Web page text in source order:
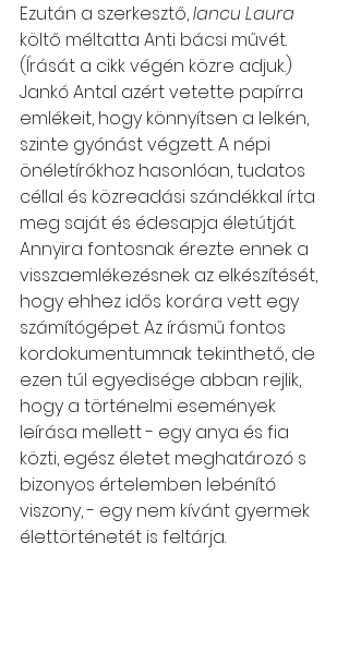
Ezután a szerkesztő, Iancu Laura
költő méltatta Anti bácsi művét.
(Írását a cikk végén közre adjuk.)
Jankó Antal azért vetette papírra
emlékeit, hogy könnyítsen a lelkén,
szinte gyónást végzett. A népi
önéletírókhoz hasonlóan, tudatos
céllal és közreadási szándékkal írta
meg saját és édesapja életútját.
Annyira fontosnak érezte ennek a
visszaemlékezésnek az elkészítését,
hogy ehhez idős korára vett egy
számítógépet. Az írásmű fontos
kordokumentumnak tekinthető, de
ezen túl egyedisége abban rejlik,
hogy a történelmi események
leírása mellett - egy anya és fia
közti, egész életet meghatározó s
bizonyos értelemben lebénító
viszony, - egy nem kívánt gyermek
élettörténetét is feltárja.